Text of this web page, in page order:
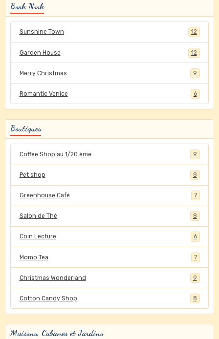
Book Nook
Sunshine Town 12
Garden House 12
Merry Christmas 9
Romantic Venice 6
Boutiques
Coffee Shop au 1/20 ème 9
Pet shop 8
Greenhouse Café 7
Salon de Thé 8
Coin Lecture 6
Momo Tea 7
Christmas Wonderland 9
Cotton Candy Shop 8
Maisons, Cabanes et Jardins